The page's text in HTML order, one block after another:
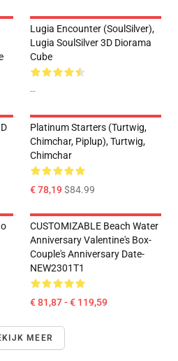
Lugia Encounter (SoulSilver),
Lugia SoulSilver 3D Diorama
Cube
--
Platinum Starters (Turtwig,
Chimchar, Piplup), Turtwig,
Chimchar
€ 78,19$84.99
CUSTOMIZABLE Beach Water
Anniversary Valentine's Box-
Couple's Anniversary Date-
NEW2301T1
€ 81,87 - € 119,59
MEER